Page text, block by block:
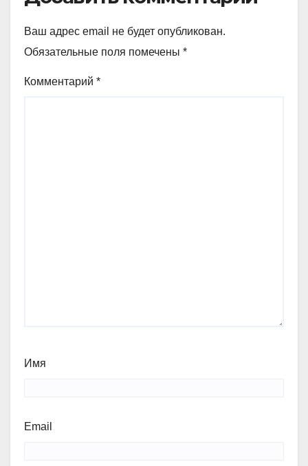
Ваш адрес email не будет опубликован.
Обязательные поля помечены *
Комментарий *
Имя
Email